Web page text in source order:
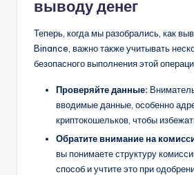
выводу денег
Теперь, когда мы разобрались, как
Binance, важно также учитывать
безопасного выполнения этой
Проверяйте данные:
вводимые данные, особенно
криптокошельков, чтобы
Обратите внимание на
вы понимаете структуру
способ и учтите это при